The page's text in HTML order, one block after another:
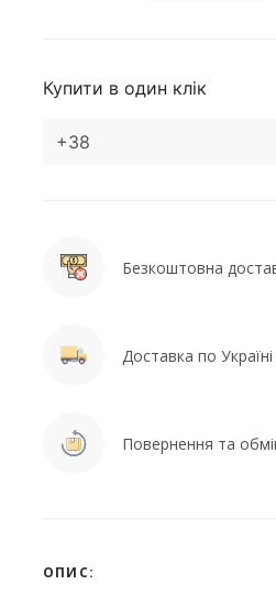
Купити в один клік
Безкоштовна
Доставка по
Повернення та
ОПИС: